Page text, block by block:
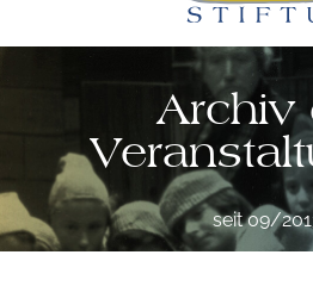
Archiv
seit 09/